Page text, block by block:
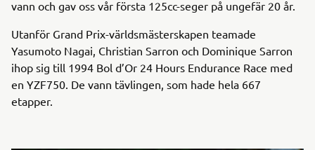
vann och gav oss vår första 125cc-seger på ungefär 20 år.
Utanför Grand Prix-världsmästerskapen teamade
Yasumoto Nagai, Christian Sarron och Dominique Sarron
ihop sig till 1994 Bol d’Or 24 Hours Endurance Race med
en YZF750. De vann tävlingen, som hade hela 667
etapper.